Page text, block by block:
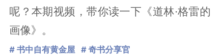
呢？本期视频，带你读一下《道林·格雷的
画像》。
# 书中自有黄金屋 # 奇书分享官